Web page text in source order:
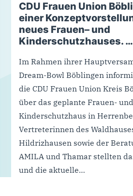
CDU Frauen Union
einer
neues Frauen– und
Kinderschutzhauses. …
Im Rahmen ihrer
Dream-Bowl Böblingen
die CDU Frauen Union Kreis
über das geplante Frauen- und
Kinderschutzhaus in
Vertreterinnen des
Hildrizhausen sowie der
AMILA und Thamar stellten
und die aktuelle…